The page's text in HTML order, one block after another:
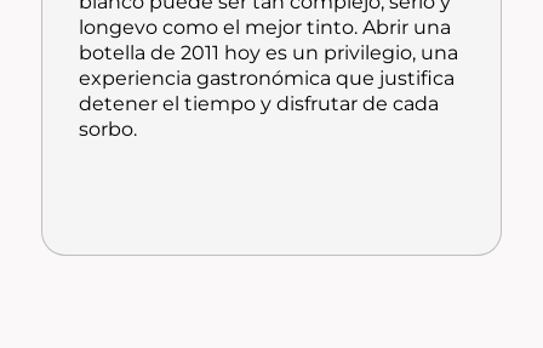
longevo como el mejor tinto. Abrir una
botella de 2011 hoy es un privilegio, una
experiencia gastronómica que justifica
detener el tiempo y disfrutar de cada
sorbo.